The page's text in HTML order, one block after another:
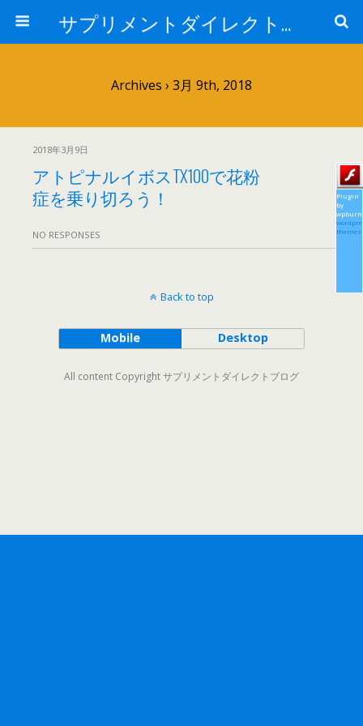
サプリメントダイレクトブログ
Archives › 3月 9th, 2018
2018年3月9日
アトピナルイボスTX100で花粉
症を乗り切ろう！
NO RESPONSES
Plugin
by
themes
Back to top
Mobile Desktop
All content Copyright サプリメントダイレクトブログ